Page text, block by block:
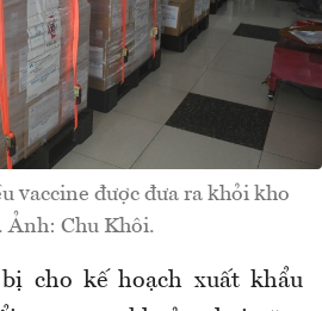
vaccine được đưa ra khỏi kho
Ảnh: Chu Khôi.
cho kế hoạch xuất khẩu